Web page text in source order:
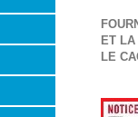
ET
LE